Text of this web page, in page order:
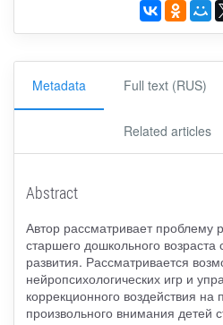
Metadata Full text (RUS)
Related articles
Abstract
Автор рассматривает проблему
старшего дошкольного возраста
развития. Рассматривается
нейропсихологических игр и
коррекционного воздействия на
произвольного внимания детей